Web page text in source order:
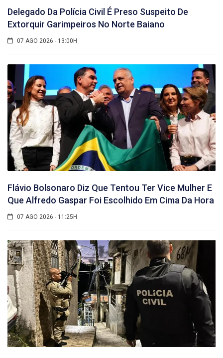
Delegado Da Polícia Civil É Preso Suspeito De
Extorquir Garimpeiros No Norte Baiano
07 AGO 2026 - 13:00H
Flávio Bolsonaro Diz Que Tentou Ter Vice Mulher E
Que Alfredo Gaspar Foi Escolhido Em Cima Da Hora
07 AGO 2026 - 11:25H